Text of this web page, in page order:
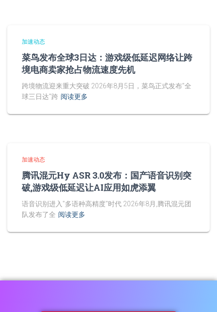
加速动态
菜鸟发布全球3日达：游戏级低延迟网络让跨
境电商卖家抢占物流速度先机
跨境物流迎来重大突破 2026年8月5日，菜鸟正式发布"全
球三日达"跨 阅读更多
加速动态
腾讯混元Hy ASR 3.0发布：国产语音识别突
破,游戏级低延迟让AI应用如虎添翼
语音识别进入"多语种高精度"时代 2026年8月,腾讯混元团
队发布了全 阅读更多